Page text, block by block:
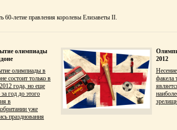
60-летие правления королевы Елизаветы II.
олимпиады
олимпиады в
состоит только в
года, но еще
год до этого
в
уже
празднования
2012
факела